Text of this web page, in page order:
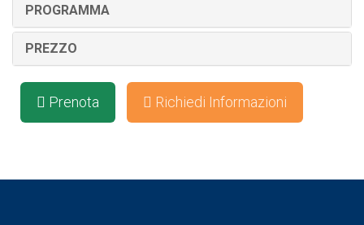
PROGRAMMA
PREZZO
Prenota Richiedi Informazioni